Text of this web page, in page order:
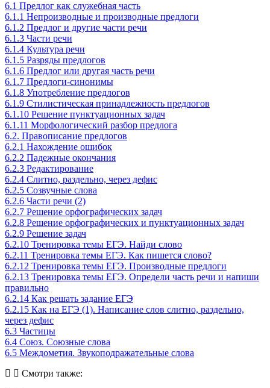
6.1 Предлог как служебная часть
6.1.1 Непроизводные и производные предлоги
6.1.2 Предлог и другие части речи
6.1.3 Части речи
6.1.4 Культура речи
6.1.5 Разряды предлогов
6.1.6 Предлог или другая часть речи
6.1.7 Предлоги-синонимы
6.1.8 Употребление предлогов
6.1.9 Стилистическая принадлежность предлогов
6.1.10 Решение пунктуационных задач
6.1.11 Морфологический разбор предлога
6.2. Правописание предлогов
6.2.1 Нахождение ошибок
6.2.2 Падежные окончания
6.2.3 Редактирование
6.2.4 Слитно, раздельно, через дефис
6.2.5 Созвучные слова
6.2.6 Части речи (2)
6.2.7 Решение орфографических задач
6.2.8 Решение орфографических и пунктуационных задач
6.2.9 Решение задач
6.2.10 Тренировка темы ЕГЭ. Найди слово
6.2.11 Тренировка темы ЕГЭ. Как пишется слово?
6.2.12 Тренировка темы ЕГЭ. Производные предлоги
6.2.13 Тренировка темы ЕГЭ. Определи часть речи и напиши
правильно
6.2.14 Как решать задание ЕГЭ
6.2.15 Как на ЕГЭ (1). Написание слов слитно, раздельно,
через дефис
6.3 Частицы
6.4 Союз. Союзные слова
6.5 Междометия. Звукоподражательные слова
Смотри также: